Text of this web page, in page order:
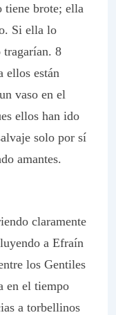
tiene brote; ella
Si ella lo
tragarían. 8
ellos están
vaso en el
ellos han ido
solo por sí
amantes.
claramente
a Efraín
los Gentiles
en el tiempo
a torbellinos